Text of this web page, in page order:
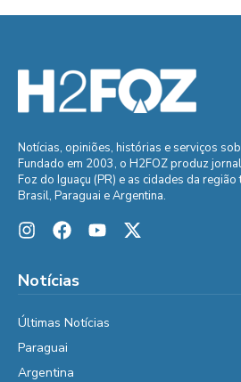
Notícias, opiniões, histórias e serviços
Fundado em 2003, o H2FOZ produz
Foz do Iguaçu (PR) e as cidades da
Brasil, Paraguai e Argentina.
Notícias
Últimas Notícias
Paraguai
Argentina